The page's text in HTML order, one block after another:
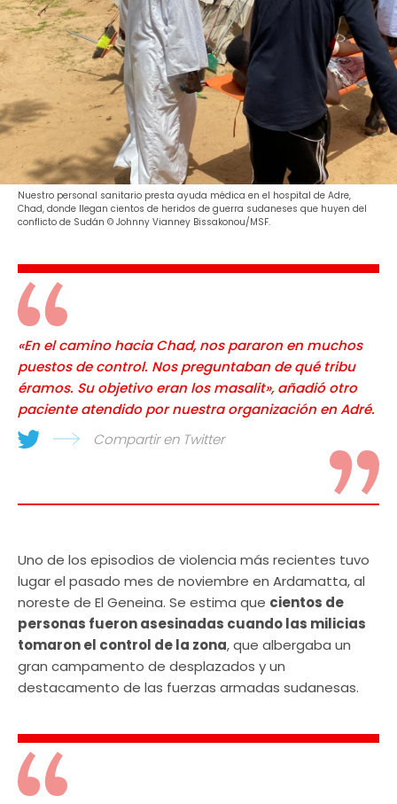
Nuestro personal sanitario presta ayuda médica en el hospital de Adre,
Chad, donde llegan cientos de heridos de guerra sudaneses que huyen del
conflicto de Sudán © Johnny Vianney Bissakonou/MSF.
«En el camino hacia Chad, nos pararon en muchos
puestos de control. Nos preguntaban de qué tribu
éramos. Su objetivo eran los masalit», añadió otro
paciente atendido por nuestra organización en Adré.
Compartir en Twitter
Uno de los episodios de violencia más recientes tuvo
lugar el pasado mes de noviembre en Ardamatta, al
noreste de El Geneina. Se estima que cientos de
personas fueron asesinadas cuando las milicias
tomaron el control de la zona, que albergaba un
gran campamento de desplazados y un
destacamento de las fuerzas armadas sudanesas.